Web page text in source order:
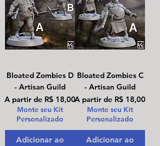
Bloated Zombies D
- Artisan Guild
A partir de R$ 18,00
Preço promocional
Monte seu Kit
Personalizado
Adicionar ao
Bloated Zombies C
- Artisan Guild
A partir de R$ 18,00
Preço promocional
Monte seu Kit
Personalizado
Adicionar ao